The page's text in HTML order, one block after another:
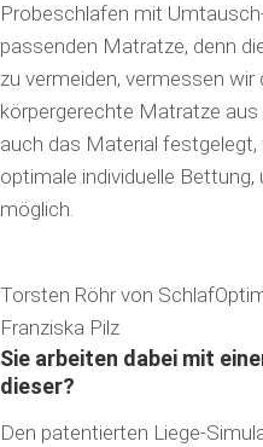
Probe­schlafen mit
passenden Matratze, denn
zu vermeiden, vermessen
körpergerechte Matratze
auch das Material
optimale individuelle
möglich.
Torsten Röhr von
Franziska Pilz
Sie arbeiten dabei mit
dieser?
Den patentierten Liege-